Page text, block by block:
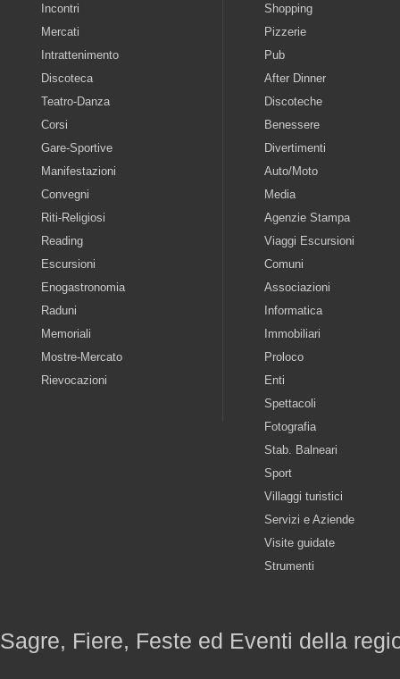
Incontri
Mercati
Intrattenimento
Discoteca
Teatro-Danza
Corsi
Gare-Sportive
Manifestazioni
Convegni
Riti-Religiosi
Reading
Escursioni
Enogastronomia
Raduni
Memoriali
Mostre-Mercato
Rievocazioni
Shopping
Pizzerie
Pub
After Dinner
Discoteche
Benessere
Divertimenti
Auto/Moto
Media
Agenzie Stampa
Viaggi Escursioni
Comuni
Associazioni
Informatica
Immobiliari
Proloco
Enti
Spettacoli
Fotografia
Stab. Balneari
Sport
Villaggi turistici
Servizi e Aziende
Visite guidate
Strumenti
Sagre, Fiere, Feste ed Eventi della